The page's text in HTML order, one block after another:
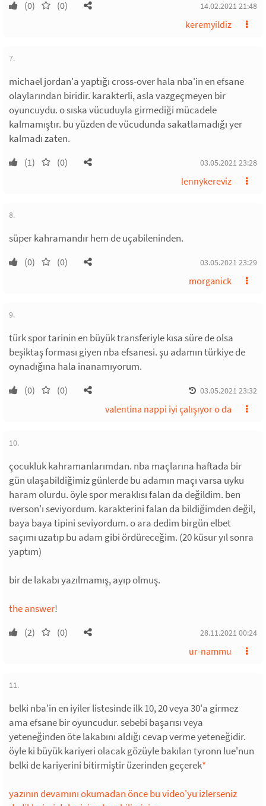
(0) (0) 14.02.2021 21:48
keremyildiz
7.
michael jordan'a yaptığı cross-over hala nba'in en efsane
olaylarından biridir. karakterli, asla vazgeçmeyen bir
oyuncuydu. o sıska vücuduyla girmediği mücadele
kalmamıştır. bu yüzden de vücudunda sakatlamadığı yer
kalmadı zaten.
(1) (0) 03.05.2021 23:28
lennykereviz
8.
süper kahramandır hem de uçabileninden.
(0) (0) 03.05.2021 23:29
morganick
9.
türk spor tarinin en büyük transferiyle kısa süre de olsa
beşiktaş forması giyen nba efsanesi. şu adamın türkiye de
oynadığına hala inanamıyorum.
(0) (0) 03.05.2021 23:32
valentina nappi iyi çalışıyor o da
10.
çocukluk kahramanlarımdan. nba maçlarına haftada bir
gün ulaşabildiğimiz günlerde bu adamın maçı varsa uyku
haram olurdu. öyle spor meraklısı falan da değildim. ben
ıverson'ı seviyordum. karakterini falan da bildiğimden değil,
baya baya tipini seviyordum. o ara dedim birgün elbet
saçımı uzatıp bu adam gibi ördüreceğim. (20 küsur yıl sonra
yaptım)
bir de lakabı yazılmamış, ayıp olmuş.
the answer!
(2) (0) 28.11.2021 00:24
ur-nammu
11.
belki nba'in en iyiler listesinde ilk 10, 20 veya 30'a girmez
ama efsane bir oyuncudur. sebebi başarısı veya
yeteneğinden öte lakabını aldığı cevap verme yeteneğidir.
öyle ki büyük kariyeri olacak gözüyle bakılan tyronn lue'nun
belki de kariyerini bitirmiştir üzerinden geçerek*
yazının devamını okumadan önce bu video'yu izlerseniz